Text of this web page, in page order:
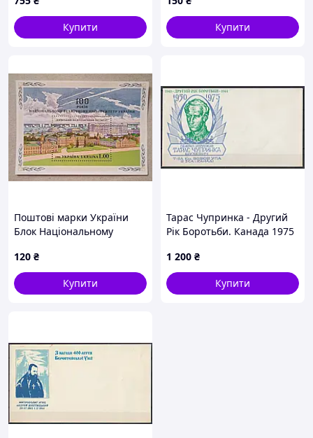
Книга Оксана Шахова,
Vivat (978-617-171-462-5)
Купити
Купити
Поштові марки України
Блок Національному
України 100 років 1998 рік
120 ₴
Купити
Тарас Чупринка - Другий
Рік Боротьби. Канада 1975
1 200 ₴
Купити